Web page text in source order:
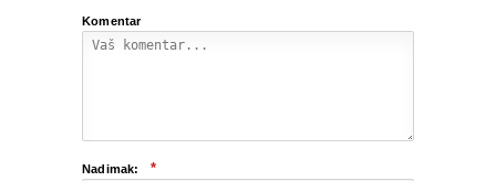
Komentar
Nadimak: *